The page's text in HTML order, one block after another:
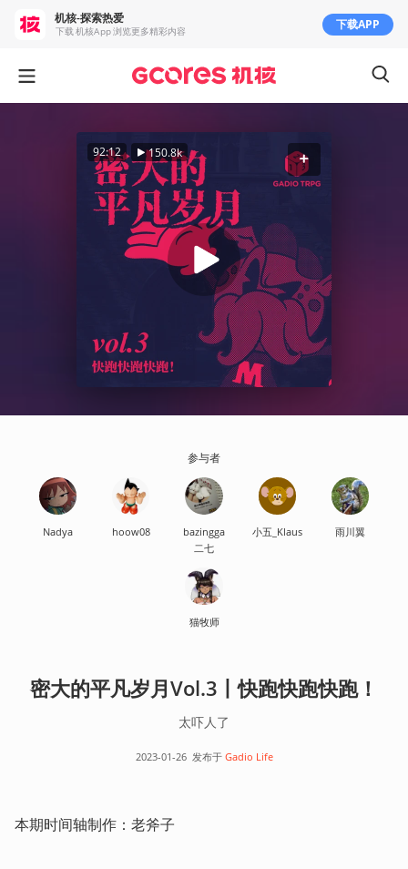
92:12 150.8k
参与者
Nadya hoow08
bazingga
二七
小五_Klaus 雨川翼
猫牧师
密大的平凡岁月Vol.3丨快跑快跑快跑！
太吓人了
2023-01-26 发布于 Gadio Life
本期时间轴制作：老斧子
机核-探索热爱
下载 机核App 浏览更多精彩内容 下载APP